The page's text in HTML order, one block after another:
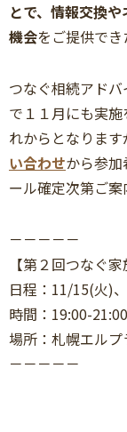
とで、情報交換
機会をご提供でき
つなぐ相続アド
で１１月にも実
れからとなりま
い合わせから参
ール確定次第ご案
－－－－－
【第２回つなぐ
日程：11/15(火)
時間：19:00-21:00
場所：札幌エルプ
－－－－－